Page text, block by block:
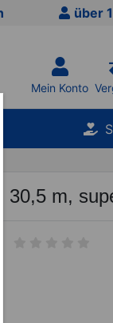
über
Mein Konto
30,5 m,